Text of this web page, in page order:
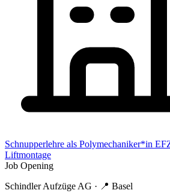
Schnupperlehre als Polymechaniker*in
Liftmontage
Job Opening
Schindler Aufzüge AG · 📍 Basel